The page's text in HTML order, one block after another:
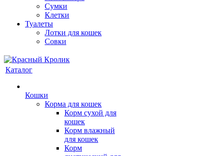
Сумки
Клетки
Туалеты
Лотки для кошек
Совки
Каталог
Кошки
Корма для кошек
Корм сухой для
кошек
Корм влажный
для кошек
Корм